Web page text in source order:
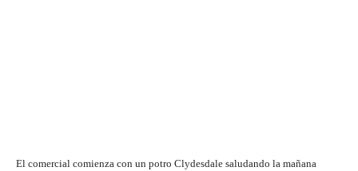
El comercial comienza con un potro Clydesdale saludando la mañana